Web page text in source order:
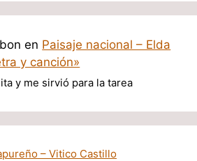
en Paisaje nacional – Elda
y canción»
y me sirvió para la tarea
– Vitico Castillo